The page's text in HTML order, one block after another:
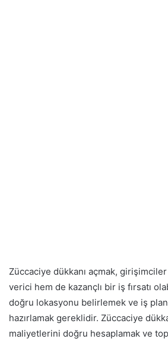
Züccaciye dükkanı açmak,
verici hem de kazançlı bir iş fırsatı
doğru lokasyonu belirlemek ve iş
hazırlamak gereklidir. Züccaciye
maliyetlerini doğru hesaplamak ve